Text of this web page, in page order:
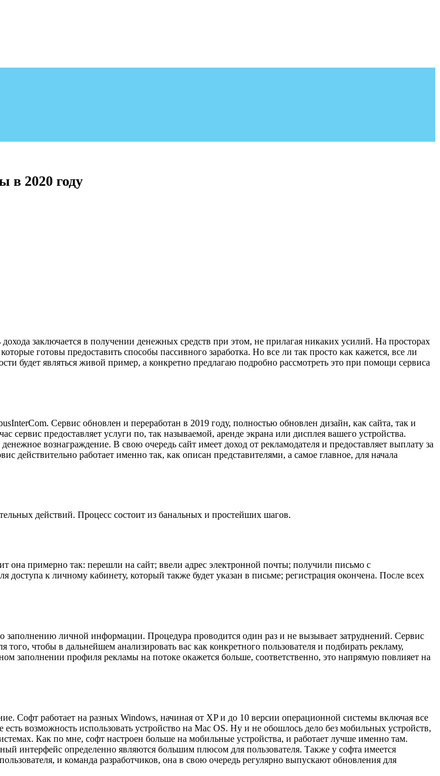
в 2020 году
заключается в получении денежных средств при этом, не прилагая никаких усилий. На просторах
готовы предоставить способы пассивного заработка. Но все ли так просто как кажется, все ли
будет являться живой пример, а конкретно предлагаю подробно рассмотреть это при помощи сервиса
Сервис обновлен и переработан в 2019 году, полностью обновлен дизайн, как сайта, так и
предоставляет услуги по, так называемой, аренде экрана или дисплея вашего устройства.
вознаграждение. В свою очередь сайт имеет доход от рекламодателя и предоставляет выплату за
действительно работает именно так, как описан представителями, а самое главное, для начала
действий. Процесс состоит из банальных и простейших шагов.
она примерно так: перешли на сайт; ввели адрес электронной почты; получили письмо с
к личному кабинету, который также будет указан в письме; регистрация окончена. После всех
личной информации. Процедура проводится один раз и не вызывает затруднений. Сервис
чтобы в дальнейшем анализировать вас как конкретного пользователя и подбирать рекламу,
заполнении профиля рекламы на потоке окажется больше, соответственно, это напрямую повлияет на
Софт работает на разных Windows, начиная от XP и до 10 версии операционной системы включая все
возможность использовать устройство на Mac OS. Ну и не обошлось дело без мобильных устройств,
Как по мне, софт настроен больше на мобильные устройства, и работает лучше именно там.
интерфейс определенно являются большим плюсом для пользователя. Также у софта имеется
и команда разработчиков, она в свою очередь регулярно выпускают обновления для